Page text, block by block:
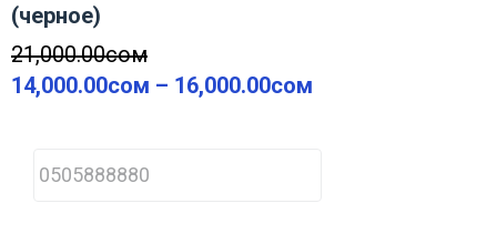
(черное)
21,000.00сом
14,000.00сом – 16,000.00сом
h
o